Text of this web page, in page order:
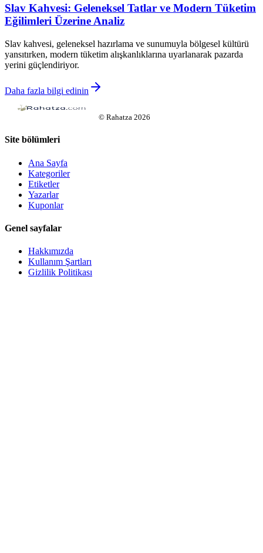
Slav Kahvesi: Geleneksel Tatlar ve Modern Tüketim
Eğilimleri Üzerine Analiz
Slav kahvesi, geleneksel hazırlama ve sunumuyla bölgesel kültürü
yansıtırken, modern tüketim alışkanlıklarına uyarlanarak pazarda
yerini güçlendiriyor.
Daha fazla bilgi edinin
© Rahatza 2026
Site bölümleri
Ana Sayfa
Kategoriler
Etiketler
Yazarlar
Kuponlar
Genel sayfalar
Hakkımızda
Kullanım Şartları
Gizlilik Politikası